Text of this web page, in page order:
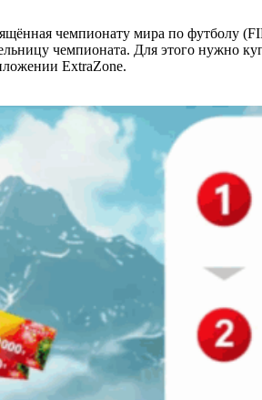
чемпионату мира по футболу
чемпионата. Для этого нужно
ExtraZone.